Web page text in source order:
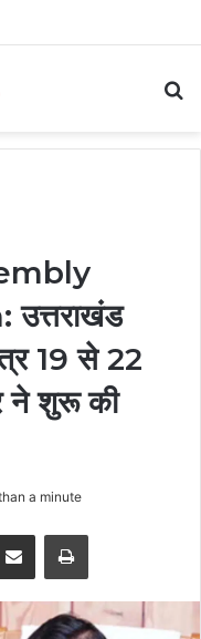
19 से 22
ने शुरू की
a minute
Share via Email Print